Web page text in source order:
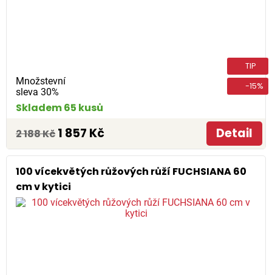
Množstevní
sleva 30%
TIP
-15%
Skladem 65 kusů
2 188 Kč 1 857 Kč Detail
100 vícekvětých růžových růží FUCHSIANA 60
cm v kytici